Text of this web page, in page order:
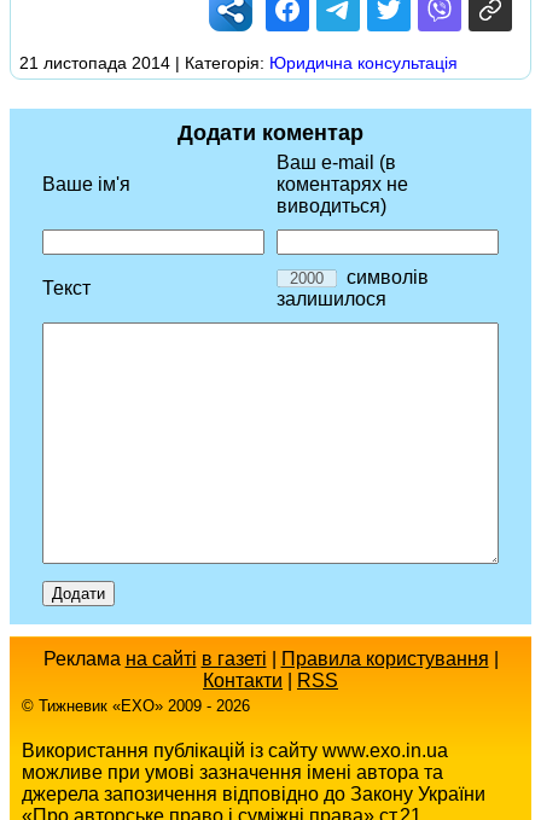
21 листопада 2014 | Категорія: Юридична консультація
Додати коментар
Ваше ім'я
Ваш e-mail (в
коментарях не
виводиться)
Текст
символів
залишилося
Реклама на сайті в газеті Правила користування
Контакти
RSS
© Тижневик «EХO» 2009 - 2026
Використання публікацій із сайту www.exo.in.ua
можливе при умові зазначення імені автора та
джерела запозичення відповідно до Закону України
«Про авторське право і суміжні права» ст.21.